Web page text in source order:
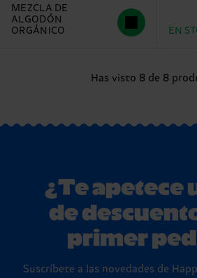
MEZCLA DE
ALGODÓN
ORGÁNICO
EN
Has visto 8 de 8
¿Te apetece
de
primer
Suscríbete a las novedades de